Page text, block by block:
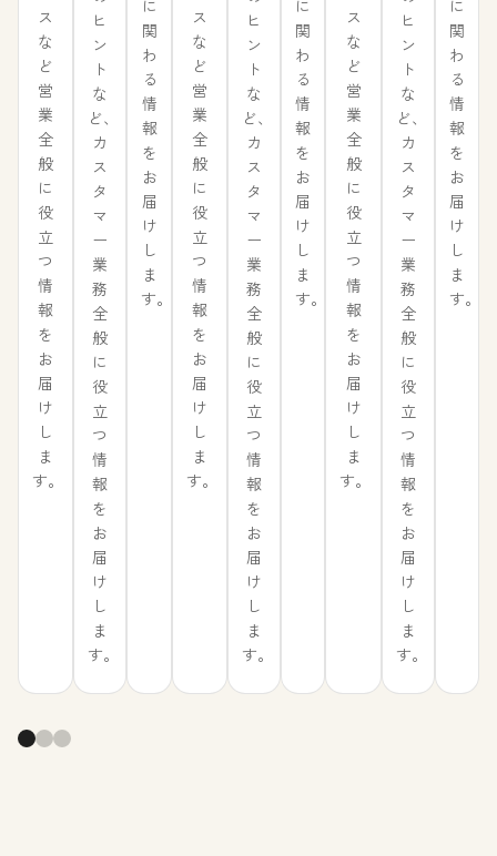
ス
な
ど
営
業
全
般
に
役
立
つ
情
報
を
お
届
け
し
ま
す。
ヒ
ン
ト
な
ど、
カ
ス
タ
マ
ー
業
務
全
般
に
役
立
つ
情
報
を
お
届
け
し
ま
す。
に
関
わ
る
情
報
を
お
届
け
し
ま
す。
ス
な
ど
営
業
全
般
に
役
立
つ
情
報
を
お
届
け
し
ま
す。
ヒ
ン
ト
な
ど、
カ
ス
タ
マ
ー
業
務
全
般
に
役
立
つ
情
報
を
お
届
け
し
ま
す。
に
関
わ
る
情
報
を
お
届
け
し
ま
す。
ス
な
ど
営
業
全
般
に
役
立
つ
情
報
を
お
届
け
し
ま
す。
ヒ
ン
ト
な
ど、
カ
ス
タ
マ
ー
業
務
全
般
に
役
立
つ
情
報
を
お
届
け
し
ま
す。
に
関
わ
る
情
報
を
お
届
け
し
ま
す。